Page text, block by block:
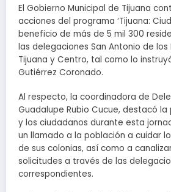
El Gobierno Municipal de Tijuana
acciones del programa ‘Tijuana:
beneficio de más de 5 mil 300
las delegaciones San Antonio de los
Tijuana y Centro, tal como lo
Gutiérrez Coronado.
Al respecto, la coordinadora de
Guadalupe Rubio Cucue, destacó
y los ciudadanos durante esta
un llamado a la población a cuidar
de sus colonias, así como a
solicitudes a través de las
correspondientes.